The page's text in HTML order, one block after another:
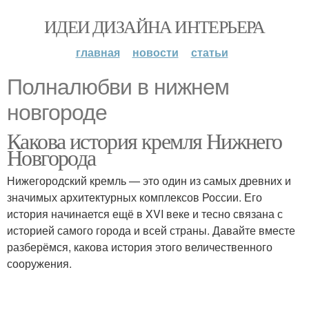
ИДЕИ ДИЗАЙНА ИНТЕРЬЕРА
главная новости статьи
Полналюбви в нижнем
новгороде
Какова история кремля Нижнего
Новгорода
Нижегородский кремль — это один из самых древних и
значимых архитектурных комплексов России. Его
история начинается ещё в XVI веке и тесно связана с
историей самого города и всей страны. Давайте вместе
разберёмся, какова история этого величественного
сооружения.